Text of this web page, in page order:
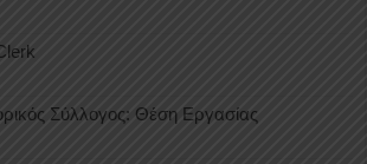
Σύλλογος: Θέση Εργασίας